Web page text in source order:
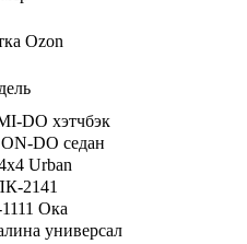
Ozon
DO хэтчбэк
DO седан
Urban
2141
Ока
универсал